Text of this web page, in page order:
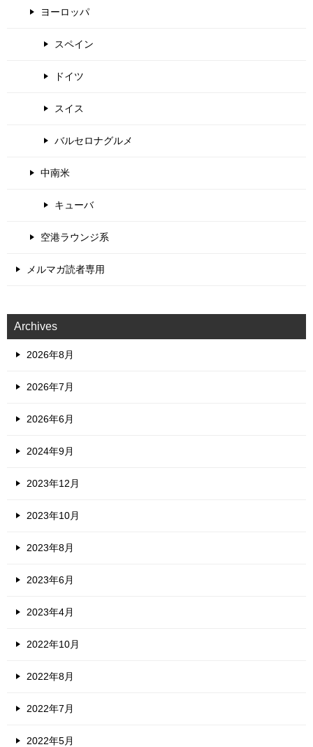
ヨーロッパ
スペイン
ドイツ
スイス
バルセロナグルメ
中南米
キューバ
空港ラウンジ系
メルマガ読者専用
Archives
2026年8月
2026年7月
2026年6月
2024年9月
2023年12月
2023年10月
2023年8月
2023年6月
2023年4月
2022年10月
2022年8月
2022年7月
2022年5月